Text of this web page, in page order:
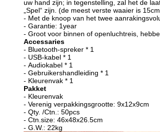
uw hand zijn; in tegenstelling, zal het de
„Spel“ zijn. (de meest verste waaier is
- Met de knoop van het twee
- Garantie: 1year
- Groot voor binnen of openluchtreis,
Accessaries
- Bluetooth-spreker * 1
- USB-kabel * 1
- Audiokabel * 1
- Gebruikershandleiding * 1
- Kleurenvak * 1
Pakket
- Kleurenvak
- Verenig verpakkingsgrootte: 9x12x9cm
- Qty. /Ctn.: 50pcs
- Ctn.size: 46x48x26.5cm
- G.W.: 22kg